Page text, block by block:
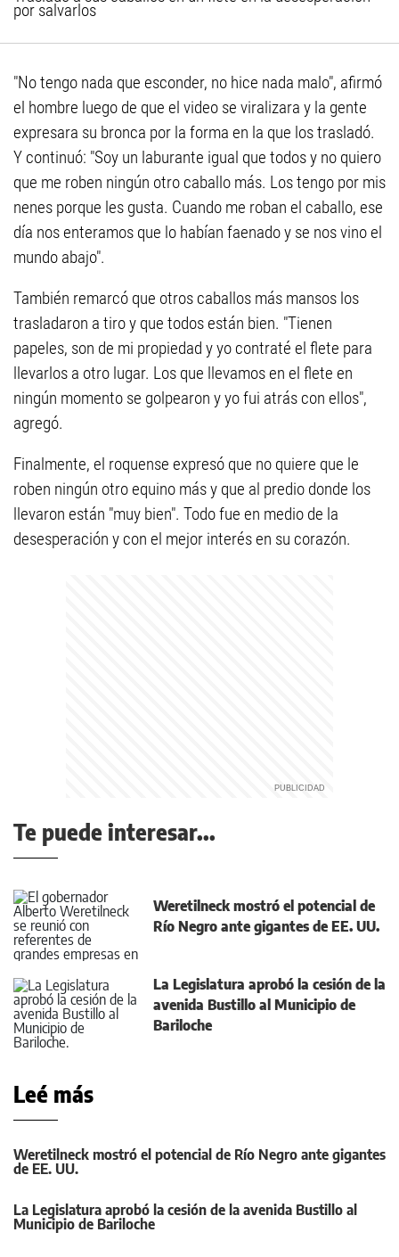
por salvarlos
"No tengo nada que esconder, no hice nada malo", afirmó
el hombre luego de que el video se viralizara y la gente
expresara su bronca por la forma en la que los trasladó.
Y continuó: "Soy un laburante igual que todos y no quiero
que me roben ningún otro caballo más. Los tengo por mis
nenes porque les gusta. Cuando me roban el caballo, ese
día nos enteramos que lo habían faenado y se nos vino el
mundo abajo".
También remarcó que otros caballos más mansos los
trasladaron a tiro y que todos están bien. "Tienen
papeles, son de mi propiedad y yo contraté el flete para
llevarlos a otro lugar. Los que llevamos en el flete en
ningún momento se golpearon y yo fui atrás con ellos",
agregó.
Finalmente, el roquense expresó que no quiere que le
roben ningún otro equino más y que al predio donde los
llevaron están "muy bien". Todo fue en medio de la
desesperación y con el mejor interés en su corazón.
Te puede interesar...
Weretilneck mostró el potencial de
Río Negro ante gigantes de EE. UU.
La Legislatura aprobó la cesión de la
avenida Bustillo al Municipio de
Bariloche
Leé más
Weretilneck mostró el potencial de Río Negro ante gigantes
de EE. UU.
La Legislatura aprobó la cesión de la avenida Bustillo al
Municipio de Bariloche